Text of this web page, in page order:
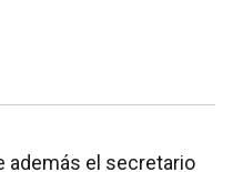
además el secretario